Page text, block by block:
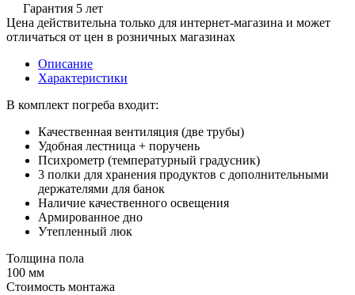
Гарантия 5 лет
Цена действительна только для интернет-магазина и может
отличаться от цен в розничных магазинах
Описание
Характеристики
В комплект погреба входит:
Качественная вентиляция (две трубы)
Удобная лестница + поручень
Психрометр (температурный градусник)
3 полки для хранения продуктов с дополнительными
держателями для банок
Наличие качественного освещения
Армированное дно
Утепленный люк
Толщина пола
100 мм
Стоимость монтажа